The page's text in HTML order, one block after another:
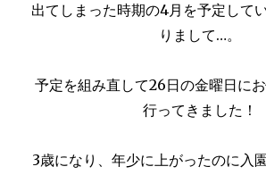
出てしまった時期の4月を予定して
りまして…。
予定を組み直して26日の金曜日に
行ってきました！
3歳になり、年少に上がったのに入